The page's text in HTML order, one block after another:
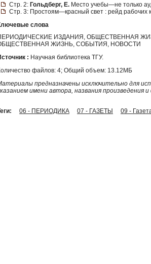
Стр. 2: Гольдберг, Е. Место учебы—не только
Стр. 3: Простоям—красный свет : рейд рабочих
слова
ИЗДАНИЯ, ОБЩЕСТВЕННАЯ
ЖИЗНЬ, СОБЫТИЯ, НОВОСТИ
: Научная библиотека ТГУ.
файлов: 4; Общий объем: 13.12МБ
предназначены исключительно для
имени автора, названия произведения
06 - ПЕРИОДИКА 07 - ГАЗЕТЫ 09 -